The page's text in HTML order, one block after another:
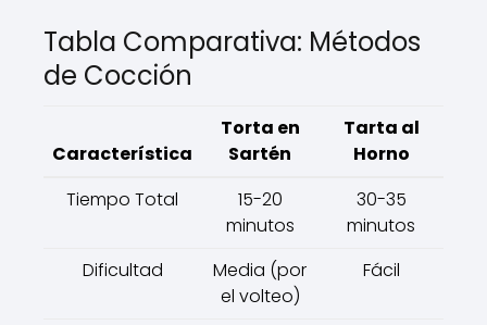
Tabla Comparativa: Métodos
de Cocción
Característica
Torta en
Sartén
Tarta al
Horno
Tiempo Total
15-20
minutos
30-35
minutos
Dificultad
Media (por
el volteo)
Fácil